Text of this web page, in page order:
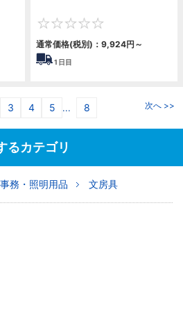
通常価格(税別)： 9,924円 ～
1 日目
3 4 5 ... 8 次へ >>
るカテゴリ
務・照明用品 文房具